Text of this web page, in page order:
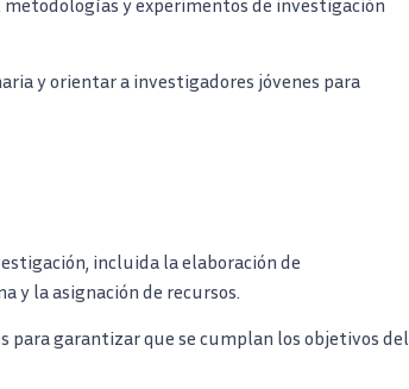
y experimentos de investigación
y orientar a investigadores jóvenes para
incluida la elaboración de
y la asignación de recursos.
garantizar que se cumplan los objetivos del